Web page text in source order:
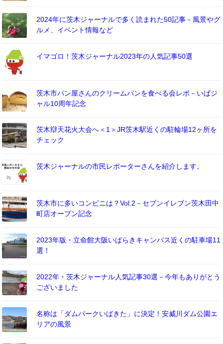
2024年に茨木ジャーナルで多く読まれた50記事－風景やグ
ルメ、イベント情報など
イマゴロ！茨木ジャーナル2023年の人気記事50選
茨木市パン屋さんのクリームパンを食べる会レポ－いばジ
ャル10周年記念
茨木辯天花火大会へ＜1＞JR茨木駅近くの駐輪場12ヶ所を
チェック
茨木ジャーナルの市民レポーターさんを紹介します。
茨木市に多いコンビニは？Vol.2－セブンイレブン茨木田中
町店オープン記念
2023年版・立命館大阪いばらきキャンパス近くの駐車場11
選！
2022年・茨木ジャーナル人気記事30選－今年もありがとう
ございました
名称は「ダムパークいばきた」に決定！安威川ダム公園エ
リアの風景